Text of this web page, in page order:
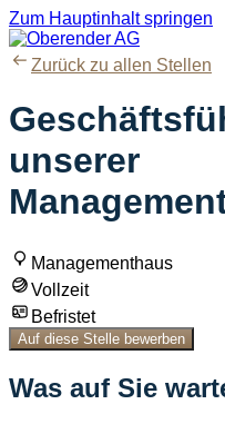
Zum Hauptinhalt springen
Zurück zu allen Stellen
unserer
Managementhaus
Vollzeit
Befristet
Auf diese Stelle bewerben
Was auf Sie